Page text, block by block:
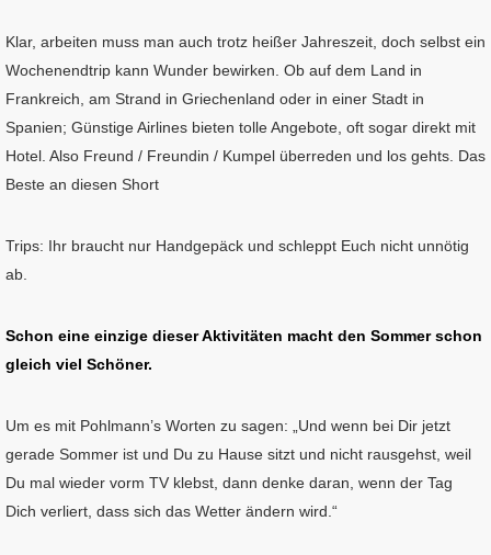
Klar, arbeiten muss man auch trotz heißer Jahreszeit, doch selbst ein
Wochenendtrip kann Wunder bewirken. Ob auf dem Land in
Frankreich, am Strand in Griechenland oder in einer Stadt in
Spanien; Günstige Airlines bieten tolle Angebote, oft sogar direkt mit
Hotel. Also Freund / Freundin / Kumpel überreden und los gehts. Das
Beste an diesen Short
Trips: Ihr braucht nur Handgepäck und schleppt Euch nicht unnötig
ab.
Schon eine einzige dieser Aktivitäten macht den Sommer schon
gleich viel Schöner.
Um es mit Pohlmann’s Worten zu sagen: „Und wenn bei Dir jetzt
gerade Sommer ist und Du zu Hause sitzt und nicht rausgehst, weil
Du mal wieder vorm TV klebst, dann denke daran, wenn der Tag
Dich verliert, dass sich das Wetter ändern wird.“